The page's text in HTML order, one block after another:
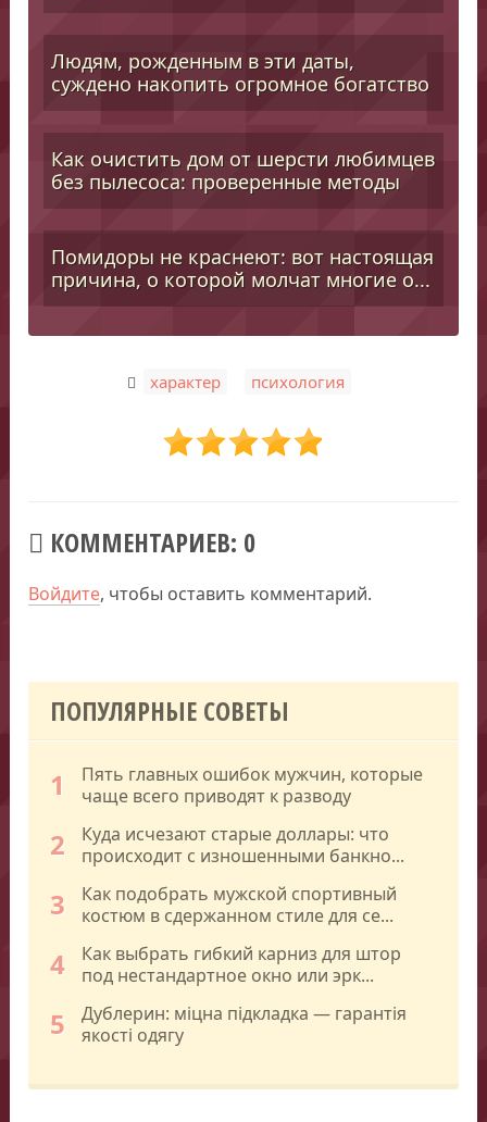
Людям, рожденным в эти даты,
суждено накопить огромное богатство
Как очистить дом от шерсти любимцев
без пылесоса: проверенные методы
Помидоры не краснеют: вот настоящая
причина, о которой молчат многие о...
характер психология
КОММЕНТАРИЕВ: 0
Войдите, чтобы оставить комментарий.
ПОПУЛЯРНЫЕ СОВЕТЫ
1
Пять главных ошибок мужчин, которые
чаще всего приводят к разводу
2
Куда исчезают старые доллары: что
происходит с изношенными банкно...
3
Как подобрать мужской спортивный
костюм в сдержанном стиле для се...
4
Как выбрать гибкий карниз для штор
под нестандартное окно или эрк...
5
Дублерин: міцна підкладка — гарантія
якості одягу